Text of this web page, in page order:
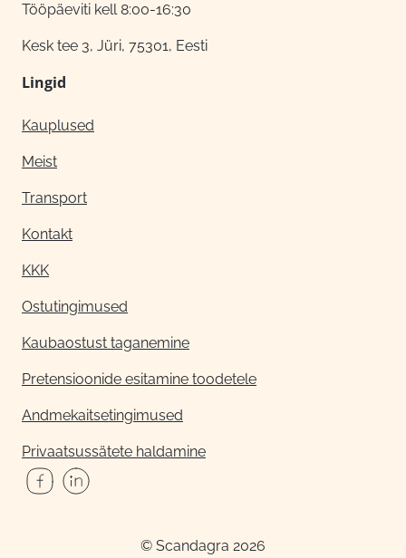
Tööpäeviti kell 8:00-16:30
Kesk tee 3, Jüri, 75301, Eesti
Lingid
Kauplused
Meist
Transport
Kontakt
KKK
Ostutingimused
Kaubaostust taganemine
Pretensioonide esitamine toodetele
Andmekaitsetingimused
Privaatsussätete haldamine
© Scandagra 2026